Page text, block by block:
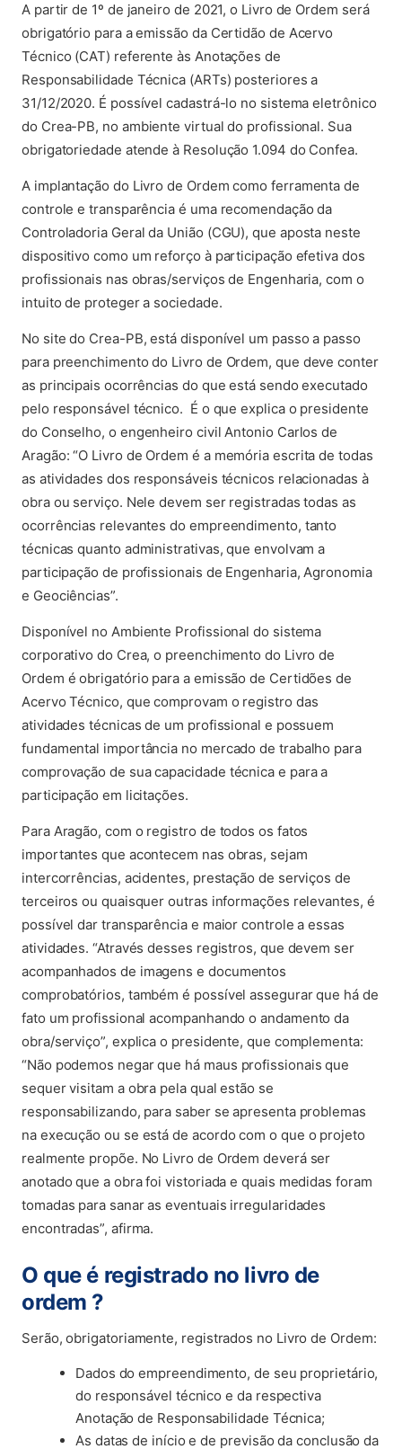
A partir de 1º de janeiro de 2021, o Livro de Ordem será
obrigatório para a emissão da Certidão de Acervo
Técnico (CAT) referente às Anotações de
Responsabilidade Técnica (ARTs) posteriores a
31/12/2020. É possível cadastrá-lo no sistema eletrônico
do Crea-PB, no ambiente virtual do profissional. Sua
obrigatoriedade atende à Resolução 1.094 do Confea.
A implantação do Livro de Ordem como ferramenta de
controle e transparência é uma recomendação da
Controladoria Geral da União (CGU), que aposta neste
dispositivo como um reforço à participação efetiva dos
profissionais nas obras/serviços de Engenharia, com o
intuito de proteger a sociedade.
No site do Crea-PB, está disponível um passo a passo
para preenchimento do Livro de Ordem, que deve conter
as principais ocorrências do que está sendo executado
pelo responsável técnico. É o que explica o presidente
do Conselho, o engenheiro civil Antonio Carlos de
Aragão: “O Livro de Ordem é a memória escrita de todas
as atividades dos responsáveis técnicos relacionadas à
obra ou serviço. Nele devem ser registradas todas as
ocorrências relevantes do empreendimento, tanto
técnicas quanto administrativas, que envolvam a
participação de profissionais de Engenharia, Agronomia
e Geociências”.
Disponível no Ambiente Profissional do sistema
corporativo do Crea, o preenchimento do Livro de
Ordem é obrigatório para a emissão de Certidões de
Acervo Técnico, que comprovam o registro das
atividades técnicas de um profissional e possuem
fundamental importância no mercado de trabalho para
comprovação de sua capacidade técnica e para a
participação em licitações.
Para Aragão, com o registro de todos os fatos
importantes que acontecem nas obras, sejam
intercorrências, acidentes, prestação de serviços de
terceiros ou quaisquer outras informações relevantes, é
possível dar transparência e maior controle a essas
atividades. “Através desses registros, que devem ser
acompanhados de imagens e documentos
comprobatórios, também é possível assegurar que há de
fato um profissional acompanhando o andamento da
obra/serviço”, explica o presidente, que complementa:
“Não podemos negar que há maus profissionais que
sequer visitam a obra pela qual estão se
responsabilizando, para saber se apresenta problemas
na execução ou se está de acordo com o que o projeto
realmente propõe. No Livro de Ordem deverá ser
anotado que a obra foi vistoriada e quais medidas foram
tomadas para sanar as eventuais irregularidades
encontradas”, afirma.
O que é registrado no livro de
ordem ?
Serão, obrigatoriamente, registrados no Livro de Ordem:
Dados do empreendimento, de seu proprietário,
do responsável técnico e da respectiva
Anotação de Responsabilidade Técnica;
As datas de início e de previsão da conclusão da